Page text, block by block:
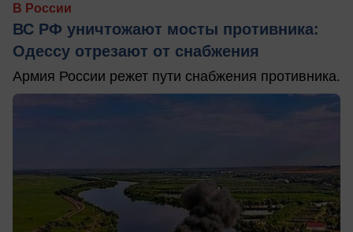
В России
ВС РФ уничтожают мосты противника:
Одессу отрезают от снабжения
Армия России режет пути снабжения противника.